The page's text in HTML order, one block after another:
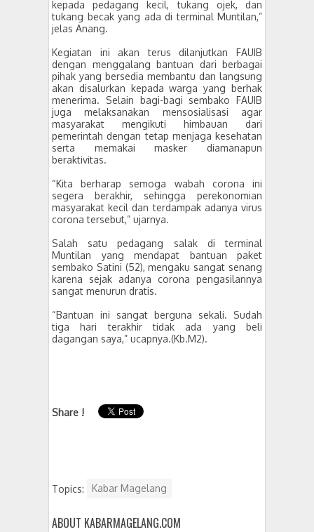
kepada pedagang kecil, tukang ojek, dan
tukang becak yang ada di terminal Muntilan,”
jelas Anang.
Kegiatan ini akan terus dilanjutkan FAUIB
dengan menggalang bantuan dari berbagai
pihak yang bersedia membantu dan langsung
akan disalurkan kepada warga yang berhak
menerima. Selain bagi-bagi sembako FAUIB
juga melaksanakan mensosialisasi agar
masyarakat mengikuti himbauan dari
pemerintah dengan tetap menjaga kesehatan
serta memakai masker diamanapun
beraktivitas.
“Kita berharap semoga wabah corona ini
segera berakhir, sehingga perekonomian
masyarakat kecil dan terdampak adanya virus
corona tersebut,” ujarnya.
Salah satu pedagang salak di terminal
Muntilan yang mendapat bantuan paket
sembako Satini (52), mengaku sangat senang
karena sejak adanya corona pengasilannya
sangat menurun dratis.
“Bantuan ini sangat berguna sekali. Sudah
tiga hari terakhir tidak ada yang beli
dagangan saya,” ucapnya.(Kb.M2).
Share !
Topics: Kabar Magelang
ABOUT KABARMAGELANG.COM